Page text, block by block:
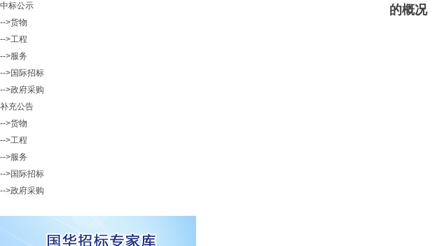
的概况
中标公示
-->货物
-->工程
-->服务
-->国际招标
-->政府采购
补充公告
-->货物
-->工程
-->服务
-->国际招标
-->政府采购